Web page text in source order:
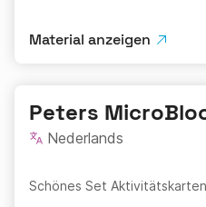
Material anzeigen
Peters
Nederlands
Schönes Set